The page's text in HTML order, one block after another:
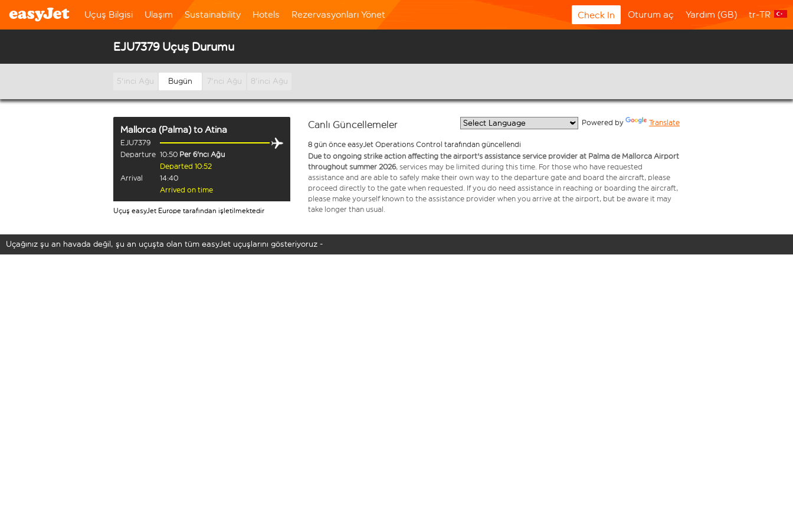
Uçuş Bilgisi Ulaşım Sustainability Hotels Rezervasyonları Yönet Check In Oturum aç Yardım (GB) tr-TR
EJU7379 Uçuş Durumu
5'inci Ağu Bugün 7'nci Ağu 8'inci Ağu
Mallorca (Palma)toAtina
EJU7379
Departure 10:50 Per 6'ncı Ağu
Departed 10:52
Arrival
14:40
Arrived on time
Uçuş easyJet Europe tarafından işletilmektedir
Canlı Güncellemeler Powered by Translate
8 gün önce easyJet Operations Control tarafından güncellendi
Due to ongoing strike action affecting the airport's assistance service provider at Palma de Mallorca Airport
throughout summer 2026, services may be limited during this time. For those who have requested
assistance and are able to safely make their own way to the departure gate and board the aircraft, please
proceed directly to the gate when requested. If you do need assistance in reaching or boarding the aircraft,
please make yourself known to the assistance provider when you arrive at the airport, but be aware it may
take longer than usual.
Uçağınız şu an havada değil, şu an uçuşta olan tüm easyJet uçuşlarını gösteriyoruz -